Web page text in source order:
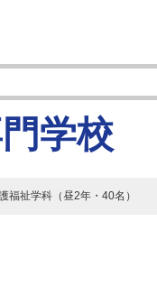
学校
福祉学科（昼2年・40名）